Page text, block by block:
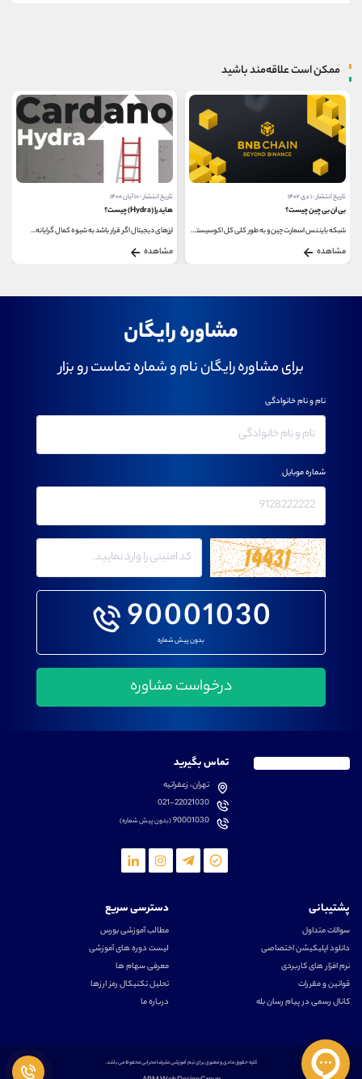
ممکن است علاقه‌مند باشید
تاریخ انتشار : ۱ دی ۱۴۰۲
بی ان بی چین چیست؟
شبکه بایننس اسمارت چین و به طور کلی کل اکوسیستم...
مشاهده
تاریخ انتشار : ۱۰ آبان ۱۴۰۰
هایدرا (Hydra) چیست؟
ارزهای دیجیتال اگر قرار باشد به شیوه کمال گرایانه...
مشاهده
مشاوره رایگان
برای مشاوره رایگان نام و شماره تماست رو بزار
90001030
بدون پیش شماره
نام و نام خانوادگی
شماره موبایل
تماس بگیرید
تهران، زعفرانیه
021-22021030
90001030(بدون پیش شماره)
پشتیبانی
سوالات متداول
دانلود اپلیکیشن اختصاصی
نرم افزار های کاربردی
قوانین و مقررات
کانال رسمی در پیام رسان بله
دسترسی سریع
مطالب آموزشی بورس
لیست دوره های آموزشی
معرفی سهام ها
تحلیل تکنیکال رمز ارزها
درباره ما
کلیه حقوق مادی و معنوی برای تیم آموزشی علیرضا محرابی محفوظ می باشد.